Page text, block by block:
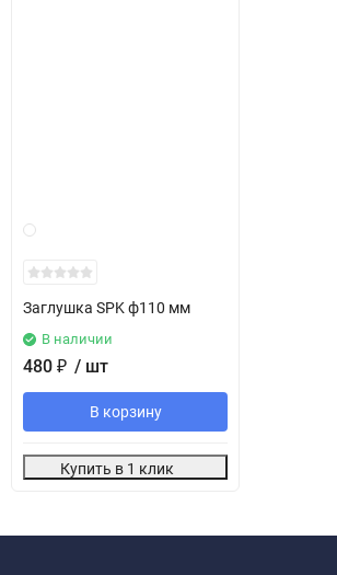
Заглушка SPK ф110 мм
В наличии
480 ₽ / шт
В корзину
Купить в 1 клик